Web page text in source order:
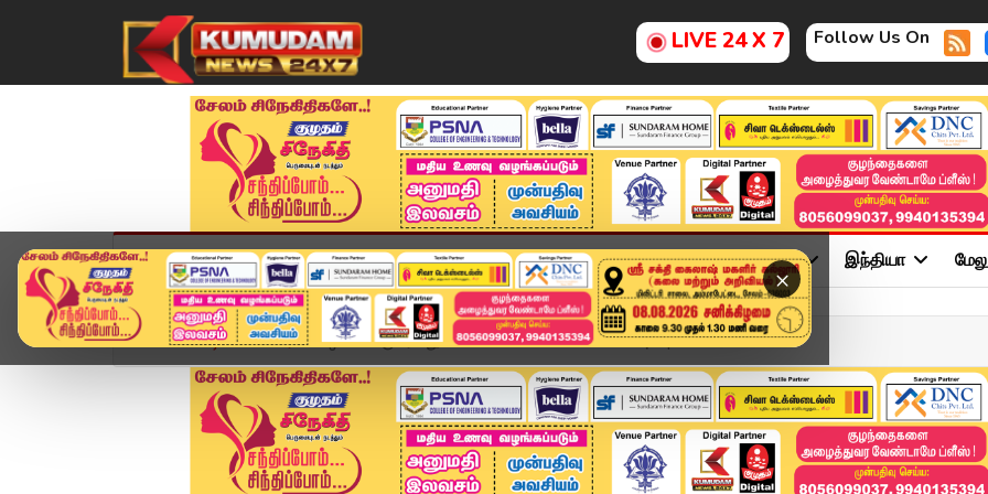
LIVE 24 X 7 Follow Us On
×
முகப்பு விளையாட்டு அண்மை தமிழ்நாடு சினிமா அரசியல் விளையாட்டு இந்தியா
Home வீடியோ ஸ்டோரி ஒவ்வொருவர் மீதும் உண்டான கடன் சுமை எவ்வளவு..? |...